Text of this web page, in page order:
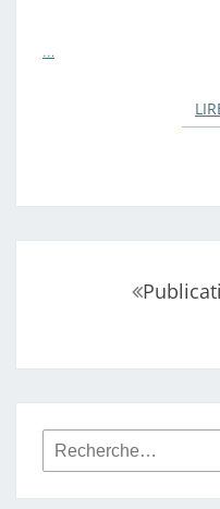
…
Rechercher :